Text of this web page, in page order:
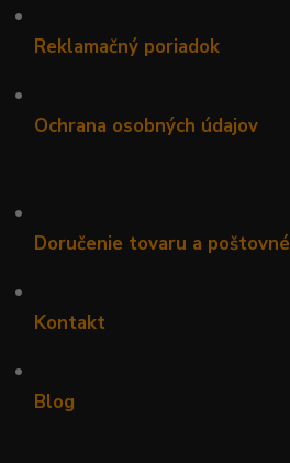
•
Reklamačný poriadok
•
Ochrana osobných údajov
•
Doručenie tovaru a poštovné
•
Kontakt
•
Blog